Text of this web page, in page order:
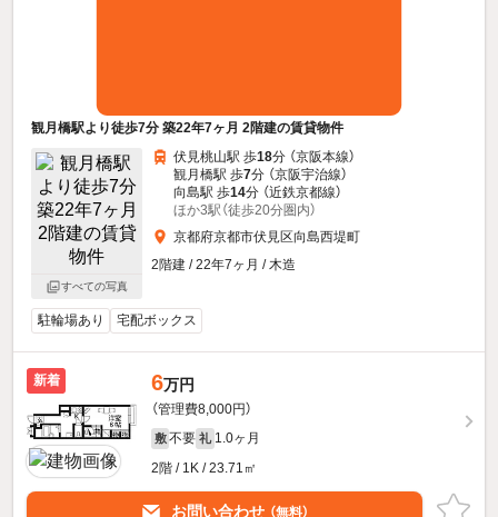
観月橋駅より徒歩7分 築22年7ヶ月 2階建の賃貸物件
すべての写真
伏見桃山駅 歩18分 （京阪本線）
観月橋駅 歩7分 （京阪宇治線）
向島駅 歩14分 （近鉄京都線）
ほか3駅（徒歩20分圏内）
京都府京都市伏見区向島西堤町
2階建 / 22年7ヶ月 / 木造
駐輪場あり 宅配ボックス
新着 6万円
（管理費8,000円）
敷 不要 礼 1.0ヶ月
2階 / 1K / 23.71㎡
お問い合わせ （無料）